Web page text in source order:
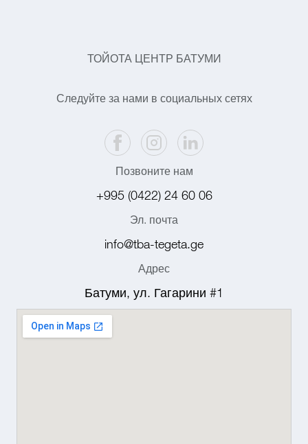
ТОЙОТА ЦЕНТР БАТУМИ
Следуйте за нами в социальных сетях
Позвоните нам
+995 (0422) 24 60 06
Эл. почта
info@tba-tegeta.ge
Адрес
Батуми, ул. Гагарини #1